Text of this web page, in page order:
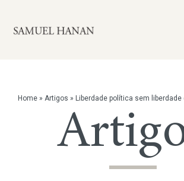
Home» Artigos » Liberdade política sem